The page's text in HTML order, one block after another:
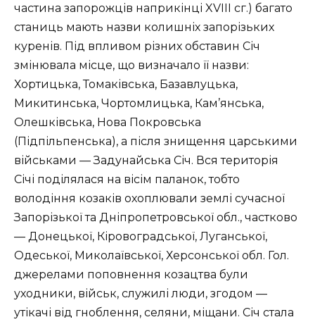
частина запорожців наприкінці XVIII сг.) багато
станиць мають назви колишніх запорізьких
куренів. Під впливом різних обставин Січ
змінювала місце, що визначало її назви:
Хортицька, Томаківська, Базавлуцька,
Микитинська, Чортомлицька, Кам’янська,
Олешківська, Нова Покровська
(Підпільпенська), а після знищення царськими
військами — Задунайська Січ. Вся територія
Січі поділялася на вісім паланок, тобто
володіння козаків охоплювали землі сучасної
Запорізької та Дніпропетровської обл., частково
— Донецької, Кіровоградської, Луганської,
Одеської, Миколаївської, Херсонської обл. Гол.
джерелами поповнення козацтва були
уходники, військ, служилі люди, згодом —
утікачі від гноблення, селяни, міщани. Січ стала